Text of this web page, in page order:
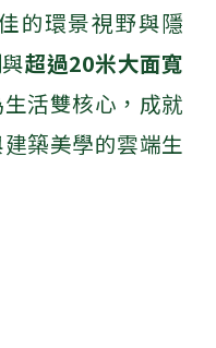
的環景視野與隱
與超過20米大面寬
活雙核心，成就
築美學的雲端生